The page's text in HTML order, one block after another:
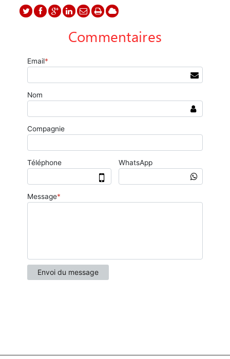
Commentaires